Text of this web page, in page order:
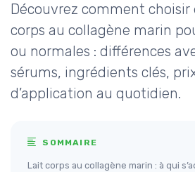
Découvrez comment
corps au collagène marin
ou normales : différences
sérums, ingrédients clés,
d’application au quotidien.
SOMMAIRE
Lait corps au collagène marin : à qui